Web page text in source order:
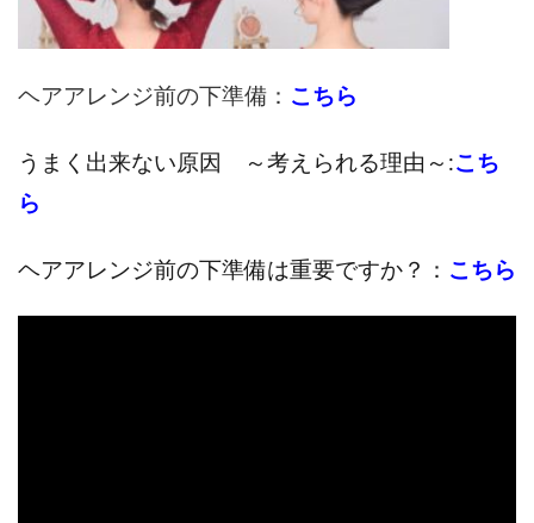
ヘアアレンジ前の下準備： こちら
うまく出来ない原因 ～考えられる理由～:こち
ら
ヘアアレンジ前の下準備は重要ですか？： こちら